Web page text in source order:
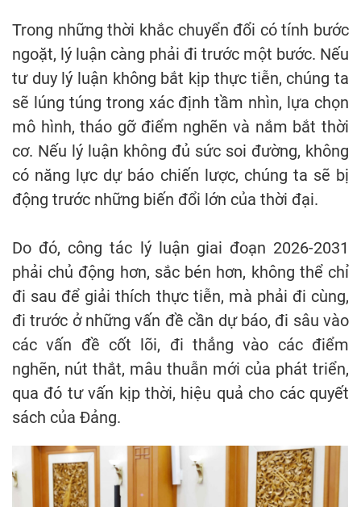
Trong những thời khắc chuyển đổi có tính bước
ngoặt, lý luận càng phải đi trước một bước. Nếu
tư duy lý luận không bắt kịp thực tiễn, chúng ta
sẽ lúng túng trong xác định tầm nhìn, lựa chọn
mô hình, tháo gỡ điểm nghẽn và nắm bắt thời
cơ. Nếu lý luận không đủ sức soi đường, không
có năng lực dự báo chiến lược, chúng ta sẽ bị
động trước những biến đổi lớn của thời đại.
Do đó, công tác lý luận giai đoạn 2026-2031
phải chủ động hơn, sắc bén hơn, không thể chỉ
đi sau để giải thích thực tiễn, mà phải đi cùng,
đi trước ở những vấn đề cần dự báo, đi sâu vào
các vấn đề cốt lõi, đi thẳng vào các điểm
nghẽn, nút thắt, mâu thuẫn mới của phát triển,
qua đó tư vấn kịp thời, hiệu quả cho các quyết
sách của Đảng.